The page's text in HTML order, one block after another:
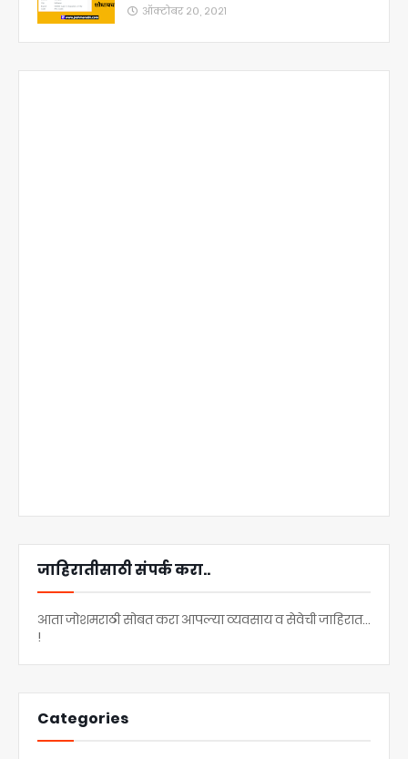
ऑक्टोबर २०, २०२१
जाहिरातीसाठी संपर्क करा..
आता जोशमराठी सोबत करा आपल्या व्यवसाय व सेवेची जाहिरात...
!
Categories